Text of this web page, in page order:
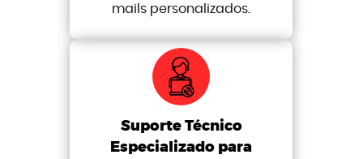
mails personalizados.
Suporte Técnico
Especializado para